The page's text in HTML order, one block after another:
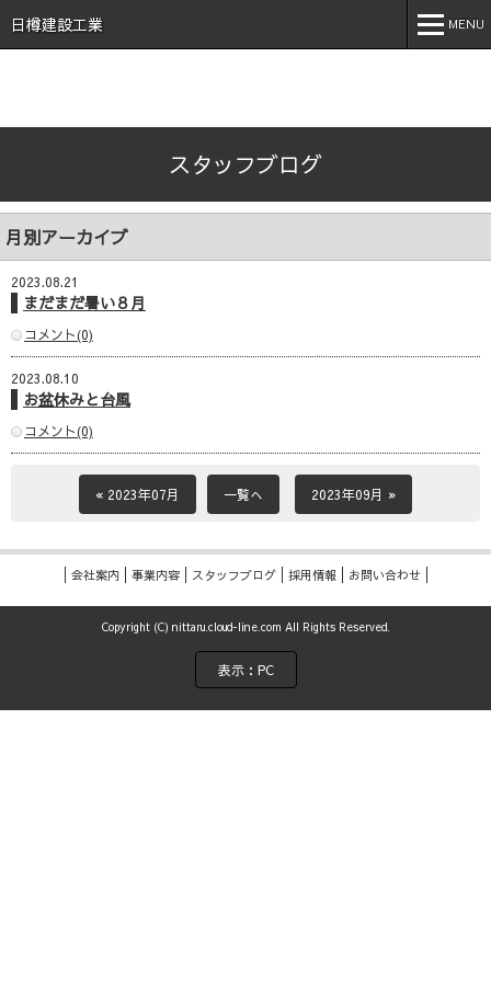
式会社 日樽 建設 土木 建築 新築 戸建 工事 解体 地元 安
心 誠実 コロナ 空気触媒 酸素クラスター オゾン 不活化
日樽建設工業 MENU
事業内容
実績紹介
施工事例
採用情報
スタッフブログ
お問い合わせ
スタッフブログ
月別アーカイブ
2023.08.21
まだまだ暑い８月
コメント(0)
2023.08.10
お盆休みと台風
コメント(0)
« 2023年07月 一覧へ 2023年09月 »
会社案内 事業内容 スタッフブログ 採用情報 お問い合わせ
Copyright (C) nittaru.cloud-line.com All Rights Reserved.
表示：PC